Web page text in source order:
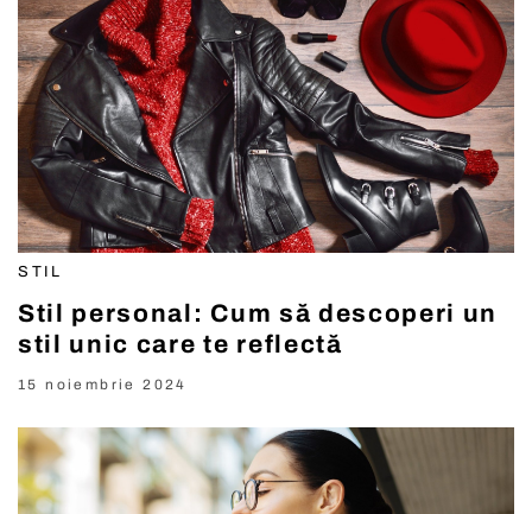
STIL
Stil personal: Cum să descoperi un
stil unic care te reflectă
15 noiembrie 2024